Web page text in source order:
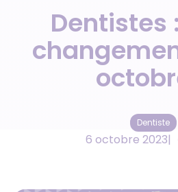
Dentistes
Dentiste
6 octobre 2023